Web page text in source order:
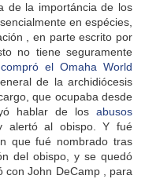
de la importáncia de los
en espécies,
, en parte escrito por
no tiene seguramente
el Omaha World
de la archidiócesis
que ocupaba desde
hablar de los abusos
alertó al obispo. Y fué
que fué nombrado tras
del obispo, y se quedó
con John DeCamp , para